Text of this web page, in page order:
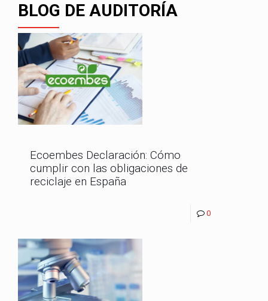
BLOG DE AUDITORÍA
Ecoembes Declaración: Cómo
cumplir con las obligaciones de
reciclaje en España
0